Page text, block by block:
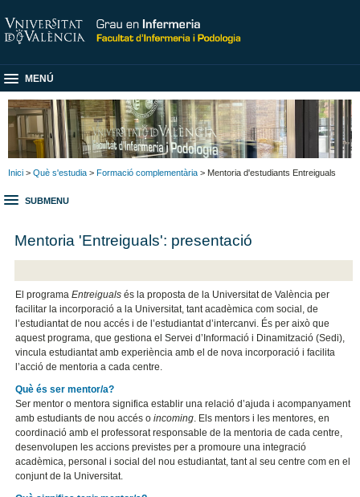
MENÚ
Inici > Què s'estudia > Formació complementària > Mentoria d'estudiants Entreiguals
SUBMENU
Mentoria 'Entreiguals': presentació
El programaEntreigualsés la proposta de la Universitat de València per
facilitar la incorporació a la Universitat, tant acadèmica com social, de
l’estudiantat de nou accés i de l’estudiantat d’intercanvi. És per això que
aquest programa, que gestiona el Servei d’Informació i Dinamització (Sedi),
vincula estudiantat amb experiència amb el de nova incorporació i facilita
l’acció de mentoria a cada centre.
Què és ser mentor/a?
Ser mentor o mentora significa establir una relació d’ajuda i acompanyament
amb estudiants de nou accés oincoming. Els mentors i les mentores, en
coordinació amb el professorat responsable de la mentoria de cada centre,
desenvolupen les accions previstes per a promoure una integració
acadèmica, personal i social del nou estudiantat, tant al seu centre com en el
conjunt de la Universitat.